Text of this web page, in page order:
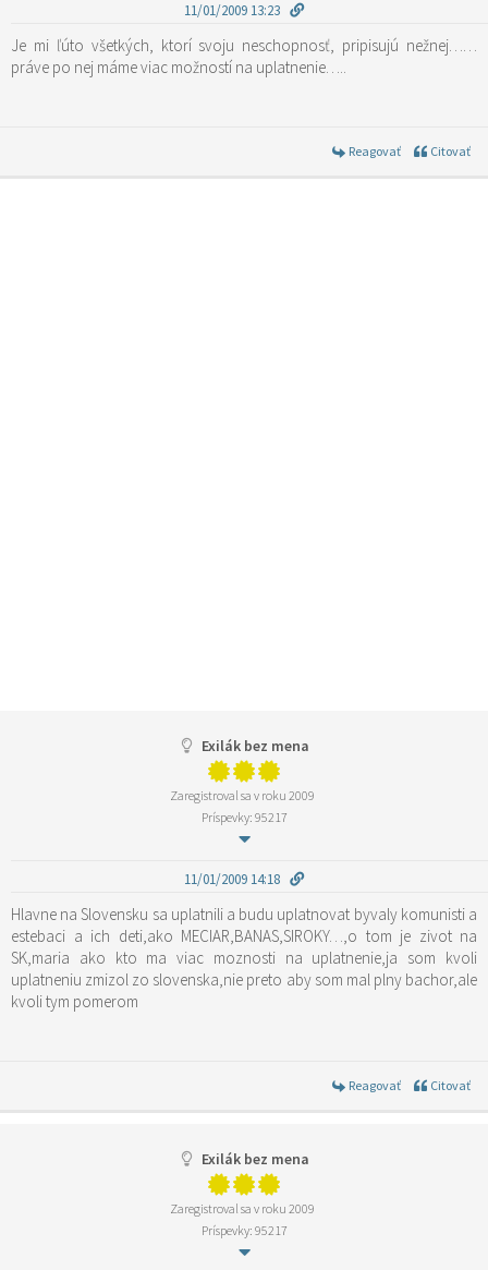
11/01/2009 13:23
Je mi ľúto všetkých, ktorí svoju neschopnosť, pripisujú nežnej……
práve po nej máme viac možností na uplatnenie…..
Reagovať Citovať
Exilák bez mena
Zaregistroval sa v roku 2009
Príspevky: 95217
11/01/2009 14:18
Hlavne na Slovensku sa uplatnili a budu uplatnovat byvaly komunisti a
estebaci a ich deti,ako MECIAR,BANAS,SIROKY…,o tom je zivot na
SK,maria ako kto ma viac moznosti na uplatnenie,ja som kvoli
uplatneniu zmizol zo slovenska,nie preto aby som mal plny bachor,ale
kvoli tym pomerom
Reagovať Citovať
Exilák bez mena
Zaregistroval sa v roku 2009
Príspevky: 95217